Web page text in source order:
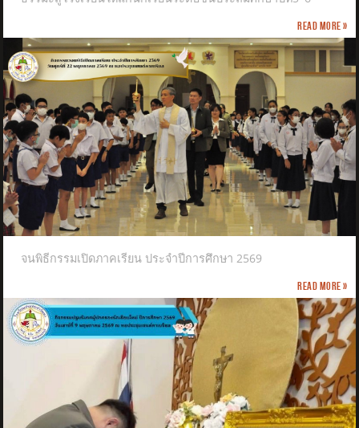
Read more »
จนพิธีกรรมเปิดภาคเรียน ประจำปีการศึกษา 2569
Read more »